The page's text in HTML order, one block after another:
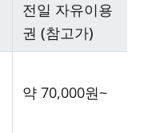
전일 자유이용
권 (참고가)
약 70,000원~